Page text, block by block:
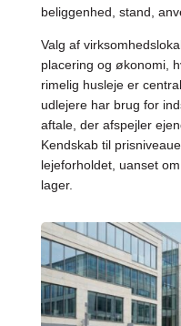
beliggenhed, stand,
Valg af
placering og økonomi,
rimelig husleje er
udlejere har brug for
aftale, der afspejler
Kendskab til
lejeforholdet, uanset
lager.